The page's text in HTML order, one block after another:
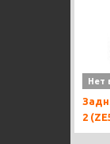
Нет
2